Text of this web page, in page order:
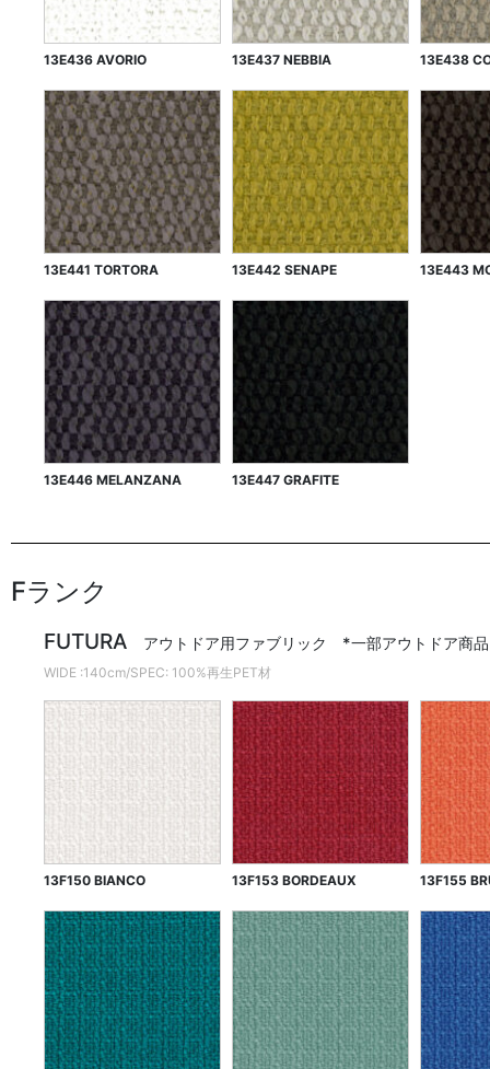
13E436 AVORIO 13E437 NEBBIA 13E438
13E441 TORTORA 13E442 SENAPE 13E443
13E446 MELANZANA 13E447 GRAFITE
Fランク
FUTURA アウトドア用ファブリック *一部アウトドア商
WIDE :140cm/SPEC: 100%再生PET材
13F150 BIANCO 13F153 BORDEAUX 13F155